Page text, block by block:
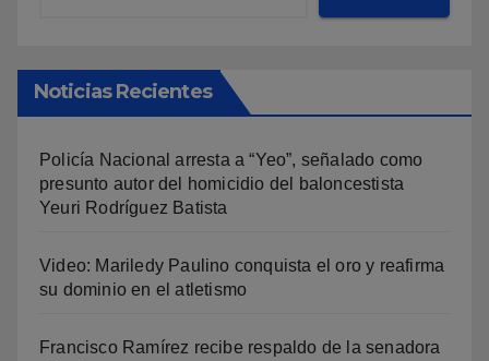
Noticias Recientes
Policía Nacional arresta a “Yeo”, señalado como
presunto autor del homicidio del baloncestista
Yeuri Rodríguez Batista
Video: Mariledy Paulino conquista el oro y reafirma
su dominio en el atletismo
Francisco Ramírez recibe respaldo de la senadora